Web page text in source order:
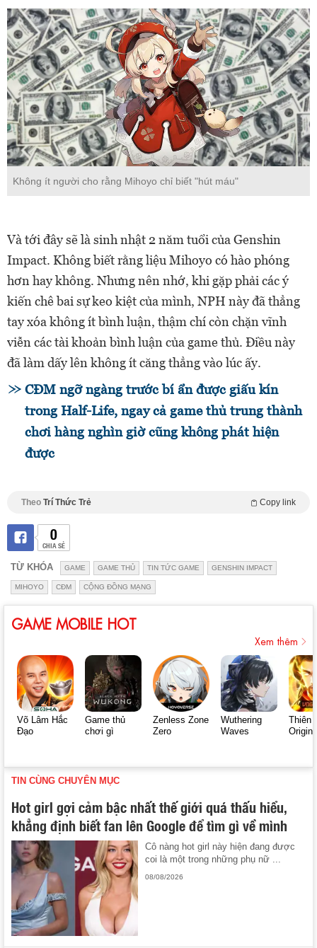
Không ít người cho rằng Mihoyo chỉ biết "hút máu"
Và tới đây sẽ là sinh nhật 2 năm tuổi của Genshin
Impact. Không biết rằng liệu Mihoyo có hào phóng
hơn hay không. Nhưng nên nhớ, khi gặp phải các ý
kiến chê bai sự keo kiệt của mình, NPH này đã thẳng
tay xóa không ít bình luận, thậm chí còn chặn vĩnh
viễn các tài khoản bình luận của game thủ. Điều này
đã làm dấy lên không ít căng thẳng vào lúc ấy.
CĐM ngỡ ngàng trước bí ẩn được giấu kín
trong Half-Life, ngay cả game thủ trung thành
chơi hàng nghìn giờ cũng không phát hiện
được
Theo Trí Thức Trẻ Copy link
0
CHIA SẺ
TỪ KHÓA GAME GAME THỦ TIN TỨC GAME GENSHIN IMPACT
MIHOYO CĐM CỘNG ĐỒNG MẠNG
GAME MOBILE HOT
Xem thêm
Võ Lâm Hắc
Đạo
Game thủ
chơi gì
Zenless Zone
Zero
Wuthering
Waves
Thiên
Origin
TIN CÙNG CHUYÊN MỤC
Hot girl gợi cảm bậc nhất thế giới quá thấu hiểu,
khẳng định biết fan lên Google để tìm gì về mình
Cô nàng hot girl này hiện đang được
coi là một trong những phụ nữ ...
08/08/2026